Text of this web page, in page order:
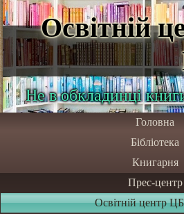
Освітній
Не в обкладинці
Головна
Бібліотека
Книгарня
Прес-центр
Освітній центр